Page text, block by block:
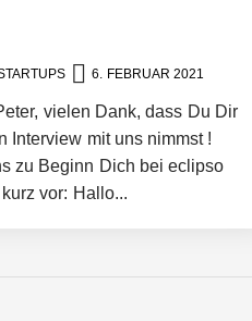
6. FEBRUAR 2021
vielen Dank, dass Du Dir
Interview mit uns nimmst !
zu Beginn Dich bei eclipso
vor: Hallo...
Münzinger von Homenergy